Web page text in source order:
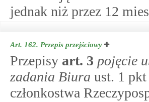
jednak niż przez 12
Art. 162. Przepis przejściowy
Przepisy art. 3 pojęcie
zadania Biura ust. 1
członkostwa